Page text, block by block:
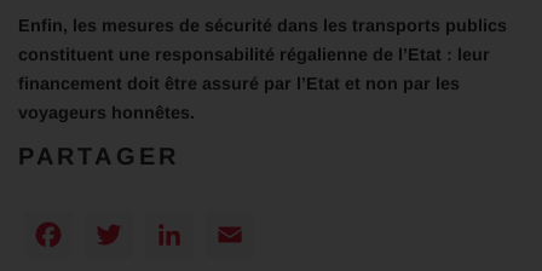
Enfin, les mesures de sécurité dans les transports publics
constituent une responsabilité régalienne de l’Etat : leur
financement doit être assuré par l’Etat et non par les
voyageurs honnêtes.
PARTAGER
Facebook
TwitterLinkedIn